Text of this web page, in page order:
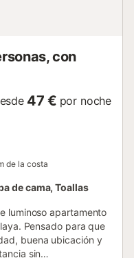
con
47 € por noche
de la costa
de cama, Toallas
luminoso apartamento
Pensado para que
buena ubicación y
sin